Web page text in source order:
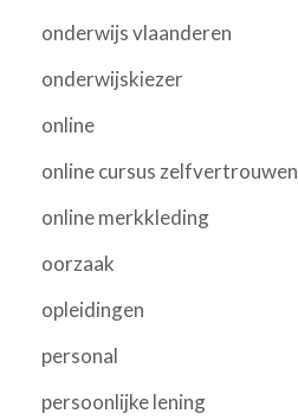
onderwijs vlaanderen
onderwijskiezer
online
online cursus zelfvertrouwen
online merkkleding
oorzaak
opleidingen
personal
persoonlijke lening